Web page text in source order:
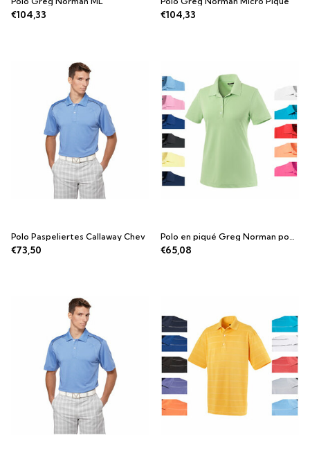
€104,33 €104,33
Polo Paspeliertes Callaway Chev
€73,50
Polo en piqué Greg Norman pour dames
€65,08